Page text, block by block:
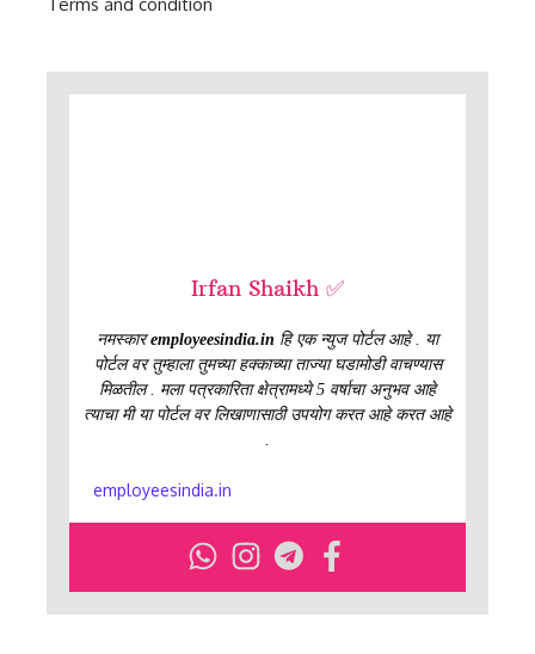
Irfan Shaikh ✅
नमस्कारemployeesindia.in हि एक न्युज पोर्टल आहे . या
पोर्टल वर तुम्हाला तुमच्या हक्काच्या ताज्या घडामोडी वाचण्यास
मिळतील . मला पत्रकारिता क्षेत्रामध्ये 5 वर्षाचा अनुभव आहे
त्याचा मी या पोर्टल वर लिखाणासाठी उपयोग करत आहे करत आहे
employeesindia.in